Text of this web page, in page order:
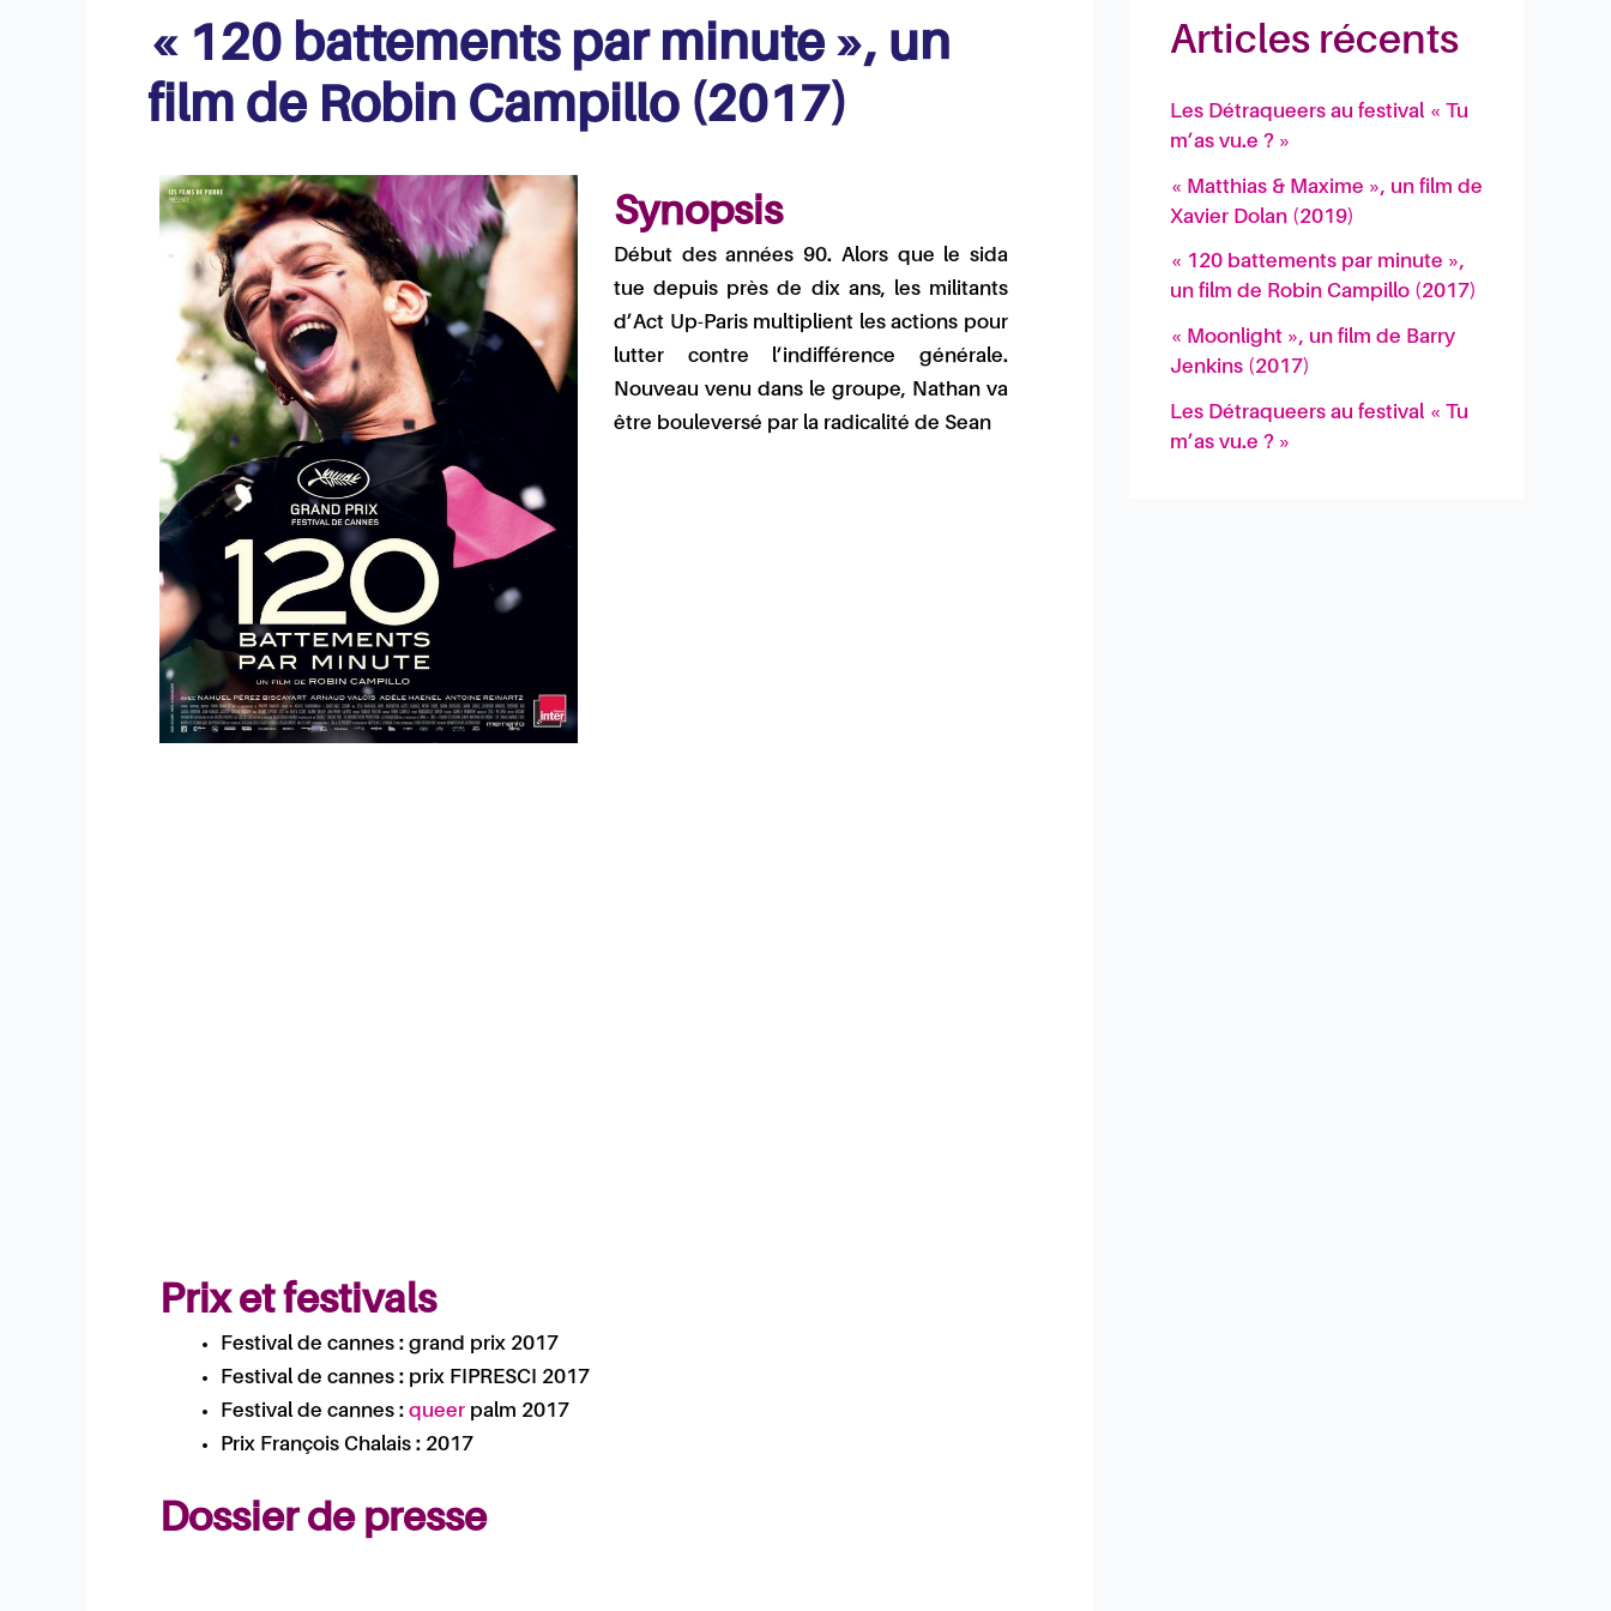
« 120 battements par minute », un
film de Robin Campillo (2017)
Synopsis
Début des années 90. Alors que le sida
tue depuis près de dix ans, les militants
d’Act Up-Paris multiplient les actions pour
lutter contre l’indifférence générale.
Nouveau venu dans le groupe, Nathan va
être bouleversé par la radicalité de Sean
Prix et festivals
Festival de cannes : grand prix 2017
Festival de cannes : prix FIPRESCI 2017
Festival de cannes : queer palm 2017
Prix François Chalais : 2017
Dossier de presse
Articles récents
Les Détraqueers au festival « Tu
m’as vu.e ? »
« Matthias & Maxime », un film de
Xavier Dolan (2019)
« 120 battements par minute »,
un film de Robin Campillo (2017)
« Moonlight », un film de Barry
Jenkins (2017)
Les Détraqueers au festival « Tu
m’as vu.e ? »